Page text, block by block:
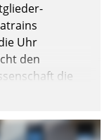
Uhr
den
die
oder PC.